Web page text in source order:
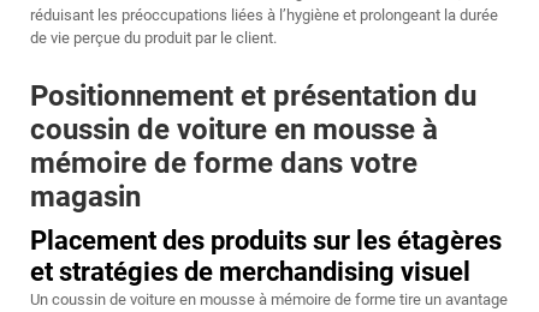
réduisant les préoccupations liées à l’hygiène et prolongeant la durée
de vie perçue du produit par le client.
Positionnement et présentation du
coussin de voiture en mousse à
mémoire de forme dans votre
magasin
Placement des produits sur les étagères
et stratégies de merchandising visuel
Un coussin de voiture en mousse à mémoire de forme tire un avantage